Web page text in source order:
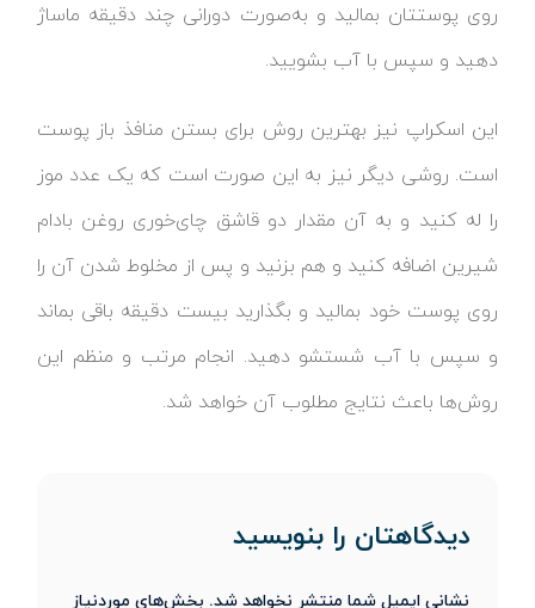
روی پوستتان بمالید و به‌صورت دورانی چند دقیقه ماساژ
دهید و سپس با آب بشویید.
این اسکراپ نیز بهترین روش برای بستن منافذ باز پوست
است. روشی دیگر نیز به این صورت است که یک عدد موز
را له کنید و به آن مقدار دو قاشق چای‌خوری روغن بادام
شیرین اضافه کنید و هم بزنید و پس از مخلوط شدن آن را
روی پوست خود بمالید و بگذارید بیست دقیقه باقی بماند
و سپس با آب شستشو دهید. انجام مرتب و منظم این
روش‌ها باعث نتایج مطلوب آن خواهد شد.
دیدگاهتان را بنویسید
نشانی ایمیل شما منتشر نخواهد شد. بخش‌های موردنیاز